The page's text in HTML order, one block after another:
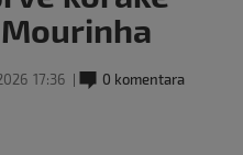
17:36 0 komentara